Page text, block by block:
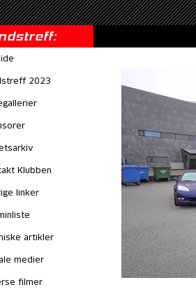
2023
Klubben
linker
artikler
medier
filmer